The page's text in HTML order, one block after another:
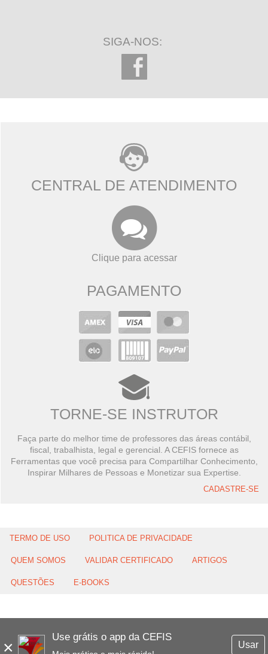
×
Use grátis o app da CEFIS
Usar
SIGA-NOS:
CENTRAL DE ATENDIMENTO
Clique para acessar
PAGAMENTO
TORNE-SE INSTRUTOR
Faça parte do melhor time de professores das áreas contábil,
fiscal, trabalhista, legal e gerencial. A CEFIS fornece as
Ferramentas que você precisa para Compartilhar Conhecimento,
Inspirar Milhares de Pessoas e Monetizar sua Expertise.
CADASTRE-SE
TERMO DE USO POLITICA DE PRIVACIDADE
QUEM SOMOS VALIDAR CERTIFICADO ARTIGOS
QUESTÕES E-BOOKS